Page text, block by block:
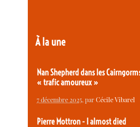
À la une
Nan Shepherd dans les
« trafic amoureux »
7 décembre 2025, parCécile Vibarel
Pierre Mottron - I almost died